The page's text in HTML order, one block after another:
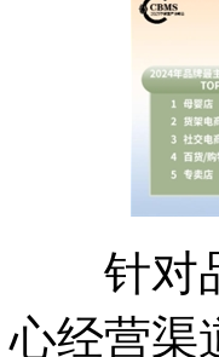
针对品
心经营渠